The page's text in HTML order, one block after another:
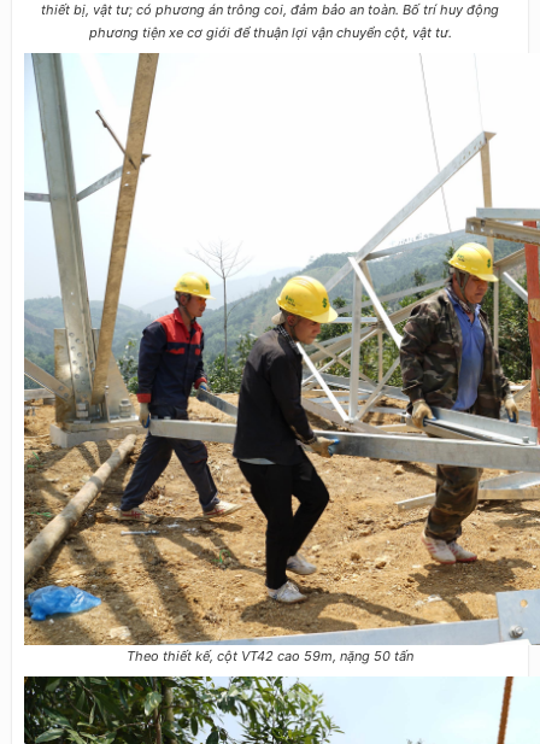
thiết bị, vật tư; có phương án trông coi, đảm bảo an toàn. Bố trí huy động
phương tiện xe cơ giới để thuận lợi vận chuyển cột, vật tư.
Theo thiết kế, cột VT42 cao 59m, nặng 50 tấn